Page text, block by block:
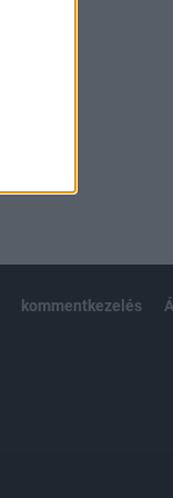
kommentkezelés